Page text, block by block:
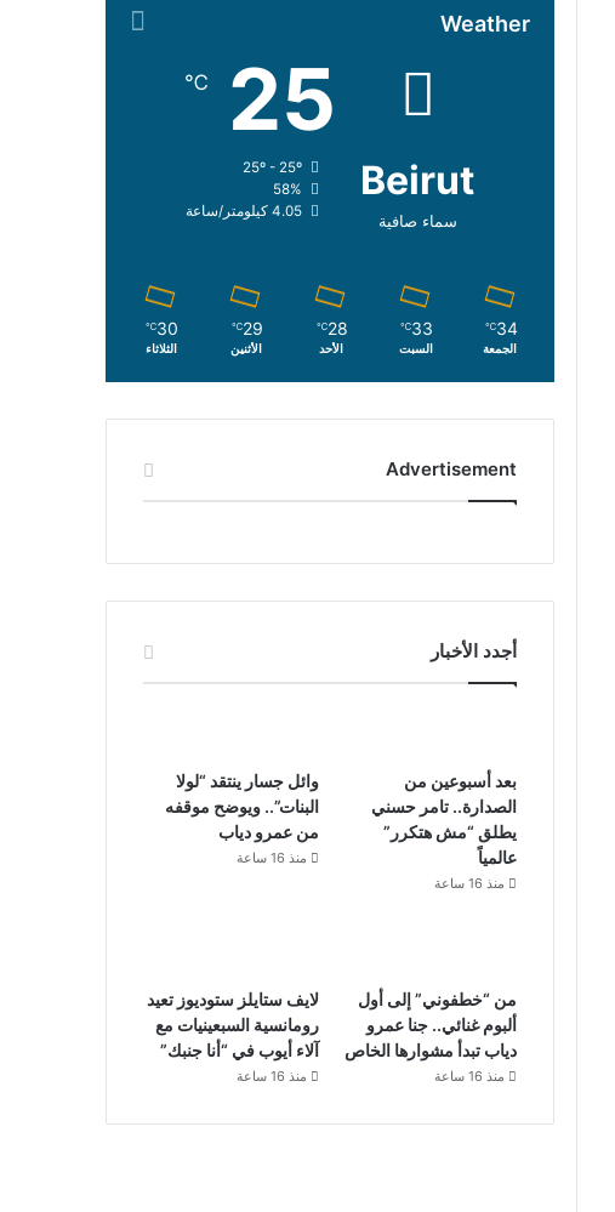
Weather
Beirut
سماء صافية
25
℃
58%
4.05 كيلومتر/ساعة
34
℃
الجمعة
33
℃
السبت
28
℃
الأحد
29
℃
الأثنين
30
℃
الثلاثاء
Advertisement
أجدد الأخبار
بعد أسبوعين من
الصدارة.. تامر حسني
يطلق “مش هتكرر”
عالمياً
منذ 16 ساعة
وائل جسار ينتقد “لولا
البنات”.. ويوضح موقفه
من عمرو دياب
منذ 16 ساعة
من “خطفوني” إلى أول
ألبوم غنائي.. جنا عمرو
دياب تبدأ مشوارها الخاص
منذ 16 ساعة
لايف ستايلز ستوديوز تعيد
رومانسية السبعينيات مع
آلاء أيوب في “أنا جنبك”
منذ 16 ساعة